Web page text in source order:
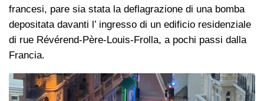
francesi, pare sia stata la deflagrazione di una bomba
depositata davanti l’ ingresso di un edificio residenziale
di rue Révérend-Père-Louis-Frolla, a pochi passi dalla
Francia.